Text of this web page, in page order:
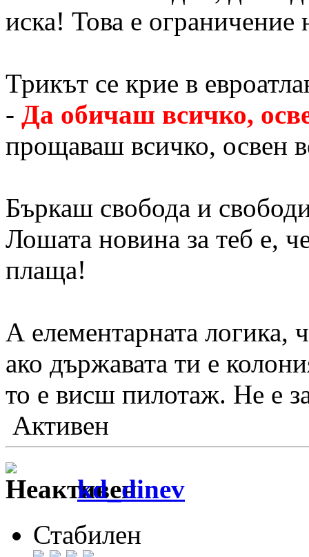
иска! Това е
Трикът се крие в
- Да обичаш всичко,
прощаваш всичко, освен
Бъркаш свобода и
Лошата новина за теб е,
плаща!
А елементарната логика,
ако държавата ти е
то е висш пилотаж. Не е
Активен
kd_dinev
Стабилен